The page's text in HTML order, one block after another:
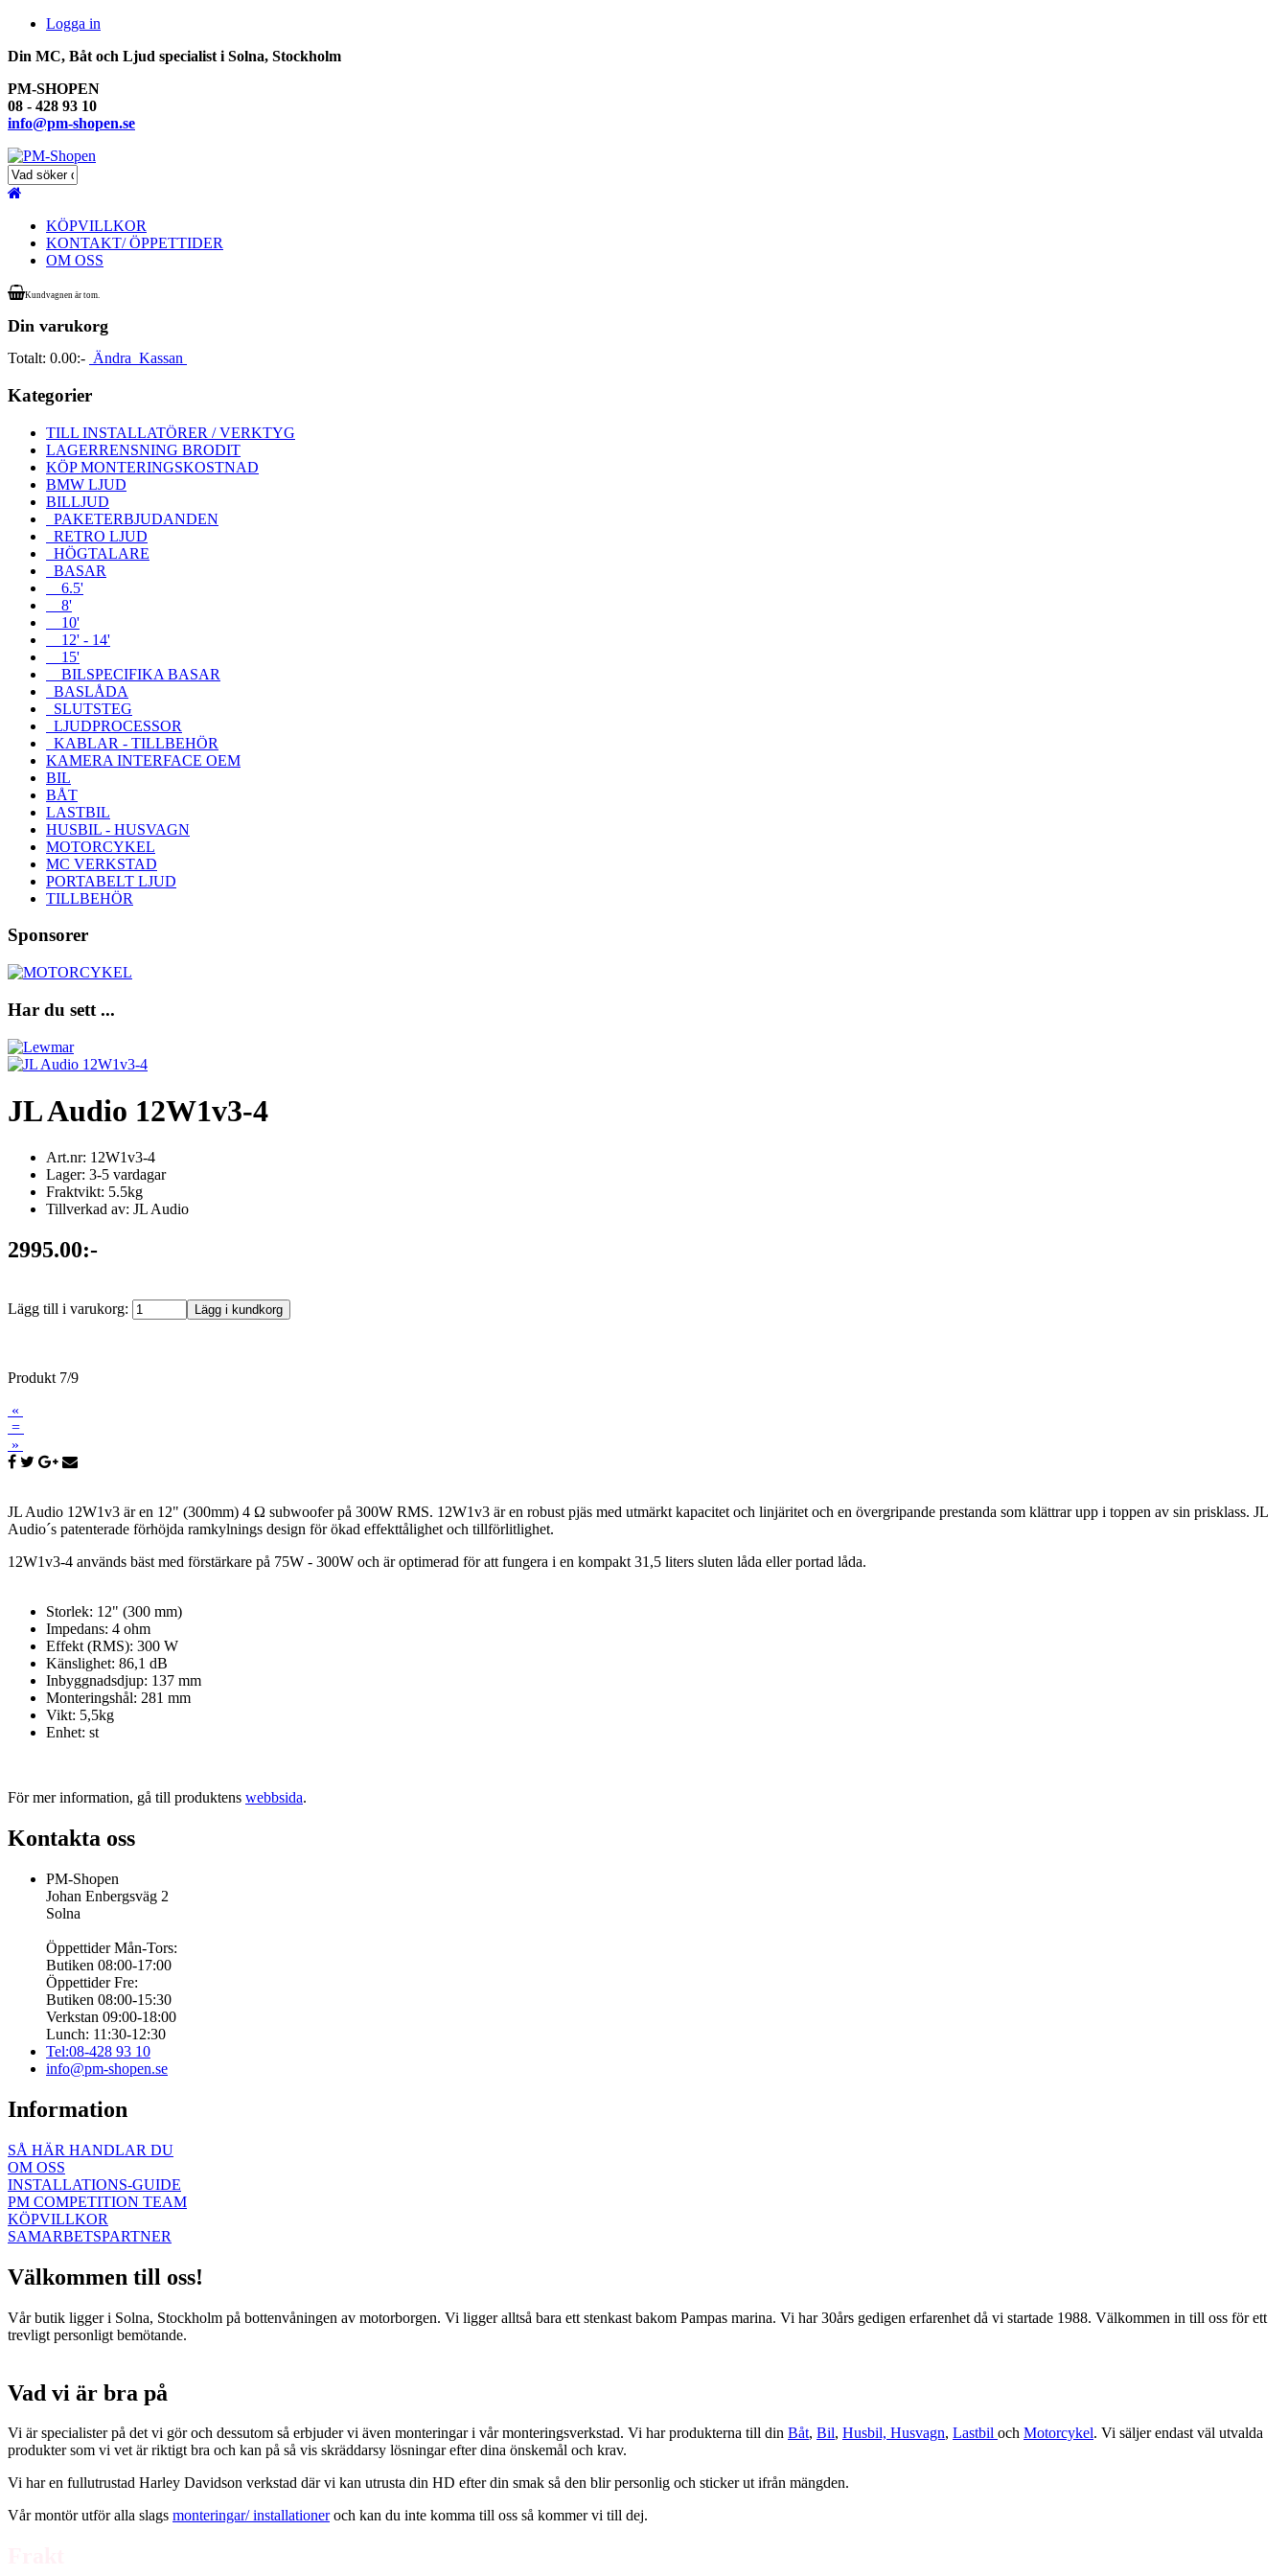
Logga in
Din MC, Båt och Ljud specialist i Solna, Stockholm
PM-SHOPEN
08 - 428 93 10
info@pm-shopen.se
KÖPVILLKOR
KONTAKT/ ÖPPETTIDER
OM OSS
Kundvagnen är tom.
Din varukorg
Totalt: 0.00:- Ändra Kassan
Kategorier
TILL INSTALLATÖRER / VERKTYG
LAGERRENSNING BRODIT
KÖP MONTERINGSKOSTNAD
BMW LJUD
BILLJUD
PAKETERBJUDANDEN
RETRO LJUD
HÖGTALARE
BASAR
6.5'
8'
10'
12' - 14'
15'
BILSPECIFIKA BASAR
BASLÅDA
SLUTSTEG
LJUDPROCESSOR
KABLAR - TILLBEHÖR
KAMERA INTERFACE OEM
BIL
BÅT
LASTBIL
HUSBIL - HUSVAGN
MOTORCYKEL
MC VERKSTAD
PORTABELT LJUD
TILLBEHÖR
Sponsorer
Har du sett ...
JL Audio 12W1v3-4
Art.nr: 12W1v3-4
Lager: 3-5 vardagar
Fraktvikt: 5.5kg
Tillverkad av: JL Audio
2995.00:-
Lägg till i varukorg:
Produkt 7/9
«
=
»
JL Audio 12W1v3 är en 12" (300mm) 4 Ω subwooferpå 300W RMS. 12W1v3 är en robust pjäs med utmärkt kapacitet och linjäritet och en övergripande prestanda som klättrar upp i toppen av sin prisklass. JL
Audio´s patenterade förhöjda ramkylnings design för ökad effekttålighet och tillförlitlighet.
12W1v3-4 används bäst med förstärkare på 75W - 300W och är optimerad för att fungera i en kompakt 31,5 liters sluten låda eller portad låda.
Storlek: 12" (300 mm)
Impedans: 4 ohm
Effekt (RMS): 300 W
Känslighet: 86,1 dB
Inbyggnadsdjup: 137 mm
Monteringshål: 281 mm
Vikt: 5,5kg
Enhet: st
För mer information, gå till produktens webbsida.
Kontakta oss
PM-Shopen
Johan Enbergsväg 2
Solna
Öppettider Mån-Tors:
Butiken 08:00-17:00
Öppettider Fre:
Butiken 08:00-15:30
Verkstan 09:00-18:00
Lunch: 11:30-12:30
Tel:08-428 93 10
info@pm-shopen.se
Information
SÅ HÄR HANDLAR DU
OM OSS
INSTALLATIONS-GUIDE
PM COMPETITION TEAM
KÖPVILLKOR
SAMARBETSPARTNER
Välkommen till oss!
Vår butik ligger i Solna, Stockholm på bottenvåningen av motorborgen. Vi ligger alltså bara ett stenkast bakom Pampas marina. Vi har 30års gedigen erfarenhet då vi startade 1988. Välkommen in till oss för ett
trevligt personligt bemötande.
Vad vi är bra på
Vi är specialister på det vi gör och dessutom så erbjuder vi även monteringar i vår monteringsverkstad. Vi har produkterna till din Båt, Bil, Husbil, Husvagn, Lastbil och Motorcykel. Vi säljer endast väl utvalda
produkter som vi vet är riktigt bra och kan på så vis skräddarsy lösningar efter dina önskemål och krav.
Vi har en fullutrustad Harley Davidson verkstad där vi kan utrusta din HD efter din smak så den blir personlig och sticker ut ifrån mängden.
Vår montör utför alla slags monteringar/ installationeroch kan du inte komma till oss så kommer vi till dej.